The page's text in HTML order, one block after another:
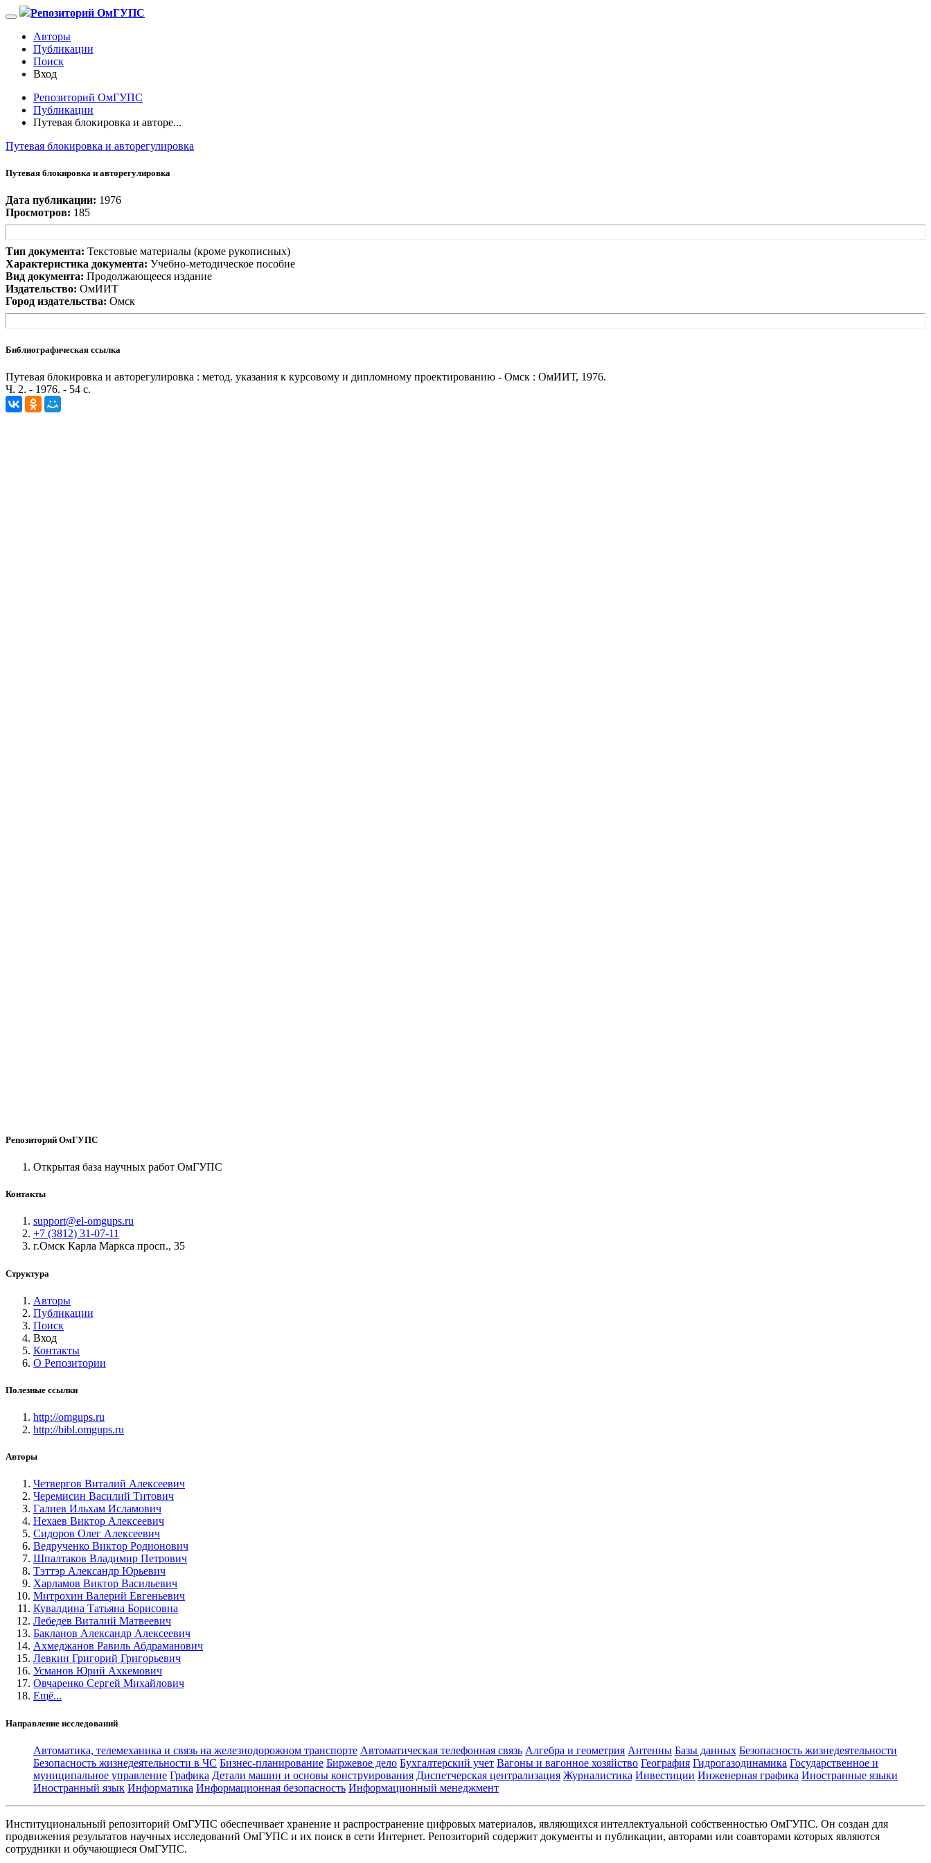
Репозиторий ОмГУПС
Авторы
Публикации
Поиск
Вход
Репозиторий ОмГУПС
Публикации
Путевая блокировка и авторе...
Путевая блокировка и авторегулировка
Путевая блокировка и авторегулировка
Дата публикации: 1976
Просмотров: 185
Тип документа: Текстовые материалы (кроме рукописных)
Характеристика документа: Учебно-методическое пособие
Вид документа: Продолжающееся издание
Издательство: ОмИИТ
Город издательства: Омск
Библиографическая ссылка
Путевая блокировка и авторегулировка : метод. указания к курсовому и дипломному проектированию - Омск : ОмИИТ, 1976.
Ч. 2. - 1976. - 54 с.
Репозиторий ОмГУПС
Открытая база научных работ ОмГУПС
Контакты
support@el-omgups.ru
+7 (3812) 31-07-11
г.Омск Карла Маркса просп., 35
Структура
Авторы
Публикации
Поиск
Вход
Контакты
О Репозитории
Полезные ссылки
http://omgups.ru
http://bibl.omgups.ru
Авторы
Четвергов Виталий Алексеевич
Черемисин Василий Титович
Галиев Ильхам Исламович
Нехаев Виктор Алексеевич
Сидоров Олег Алексеевич
Ведрученко Виктор Родионович
Шпалтаков Владимир Петрович
Тэттэр Александр Юрьевич
Харламов Виктор Васильевич
Митрохин Валерий Евгеньевич
Кувалдина Татьяна Борисовна
Лебедев Виталий Матвеевич
Бакланов Александр Алексеевич
Ахмеджанов Равиль Абдраманович
Левкин Григорий Григорьевич
Усманов Юрий Ахкемович
Овчаренко Сергей Михайлович
Ещё...
Направление исследований
Автоматика, телемеханика и связь на железнодорожном транспорте Автоматическая телефонная связь Алгебра и геометрия Антенны Базы данных Безопасность жизнедеятельности
Безопасность жизнедеятельности в ЧС Бизнес-планирование Биржевое дело Бухгалтерский учет Вагоны и вагонное хозяйство География Гидрогазодинамика Государственное и
муниципальное управление Графика Детали машин и основы конструирования Диспетчерская централизация Журналистика Инвестиции Инженерная графика Иностранные языки
Иностранный язык Информатика Информационная безопасность Информационный менеджмент
Институциональный репозиторий ОмГУПС обеспечивает хранение и распространение цифровых материалов, являющихся интеллектуальной собственностью ОмГУПС. Он создан для
продвижения результатов научных исследований ОмГУПС и их поиск в сети Интернет. Репозиторий содержит документы и публикации, авторами или соавторами которых являются
сотрудники и обучающиеся ОмГУПС.